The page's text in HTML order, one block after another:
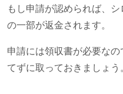
もし申請が認められば、
の一部が返金されます。
申請には領収書が必要な
てずに取っておきましょう